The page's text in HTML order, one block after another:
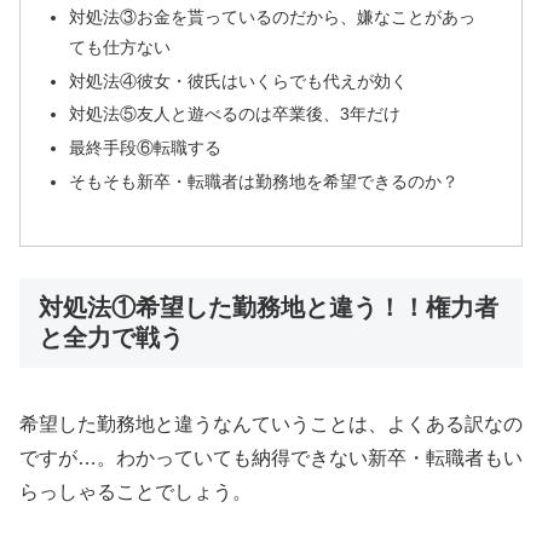
対処法③お金を貰っているのだから、嫌なことがあっ
ても仕方ない
対処法④彼女・彼氏はいくらでも代えが効く
対処法⑤友人と遊べるのは卒業後、3年だけ
最終手段⑥転職する
そもそも新卒・転職者は勤務地を希望できるのか？
対処法①希望した勤務地と違う！！権力者
と全力で戦う
希望した勤務地と違うなんていうことは、よくある訳なの
ですが…。わかっていても納得できない新卒・転職者もい
らっしゃることでしょう。